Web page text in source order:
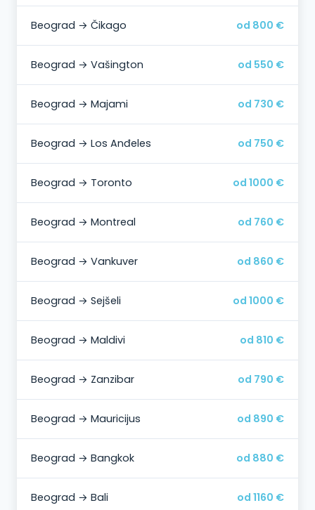
Beograd → Čikago od 800 €
Beograd → Vašington od 550 €
Beograd → Majami od 730 €
Beograd → Los Anđeles od 750 €
Beograd → Toronto od 1000 €
Beograd → Montreal od 760 €
Beograd → Vankuver od 860 €
Beograd → Sejšeli od 1000 €
Beograd → Maldivi od 810 €
Beograd → Zanzibar od 790 €
Beograd → Mauricijus od 890 €
Beograd → Bangkok od 880 €
Beograd → Bali od 1160 €